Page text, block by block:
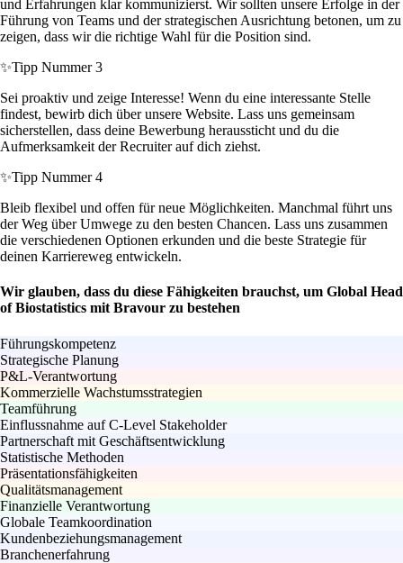
und Erfahrungen klar kommunizierst. Wir sollten unsere Erfolge in der
Führung von Teams und der strategischen Ausrichtung betonen, um zu
zeigen, dass wir die richtige Wahl für die Position sind.
✨Tipp Nummer 3
Sei proaktiv und zeige Interesse! Wenn du eine interessante Stelle
findest, bewirb dich über unsere Website. Lass uns gemeinsam
sicherstellen, dass deine Bewerbung heraussticht und du die
Aufmerksamkeit der Recruiter auf dich ziehst.
✨Tipp Nummer 4
Bleib flexibel und offen für neue Möglichkeiten. Manchmal führt uns
der Weg über Umwege zu den besten Chancen. Lass uns zusammen
die verschiedenen Optionen erkunden und die beste Strategie für
deinen Karriereweg entwickeln.
Wir glauben, dass du diese Fähigkeiten brauchst, um Global Head
of Biostatistics mit Bravour zu bestehen
Führungskompetenz
Strategische Planung
P&L-Verantwortung
Kommerzielle Wachstumsstrategien
Teamführung
Einflussnahme auf C-Level Stakeholder
Partnerschaft mit Geschäftsentwicklung
Statistische Methoden
Präsentationsfähigkeiten
Qualitätsmanagement
Finanzielle Verantwortung
Globale Teamkoordination
Kundenbeziehungsmanagement
Branchenerfahrung